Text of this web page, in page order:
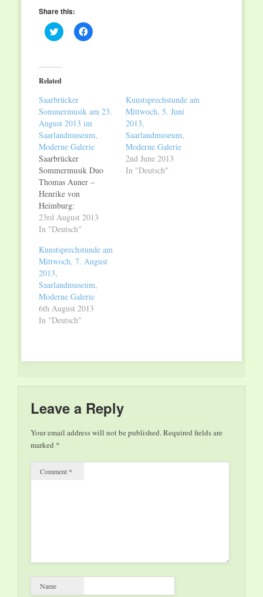
Share this:
Click
to
(Opens
in
new
Click
to
Related
Saarbrücker
Sommermusik am 23.
August 2013 im
Saarlandmuseum,
Moderne Galerie
Saarbrücker
Sommermusik Duo
Thomas Auner –
Henrike von
Heimburg:
Violoncello – Klavier
Freitag, 23. August
Saarlandmuseum,
Moderne Galerie
Am Freitag, 23.
August 2013, um 20
Uhr findet ein zweites
Konzert der
Saarbrücker
23rd August 2013
In "Deutsch"
Kunstsprechstunde am
Mittwoch, 5. Juni
2013,
Saarlandmuseum,
Moderne Galerie
2nd June 2013
In "Deutsch"
Kunstsprechstunde am
Mittwoch, 7. August
2013,
Saarlandmuseum,
Moderne Galerie
6th August 2013
In "Deutsch"
Leave a Reply
Your email address will not be published.Required fields are
marked *
Comment *
Name